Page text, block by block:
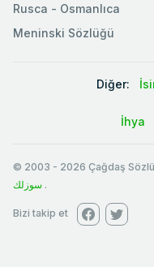
Rusca - Osmanlıca
Meninski Sözlüğü
Diğer:
İhya
© 2003 - 2026 Çağdaş
سوزلك .
Bizi takip et